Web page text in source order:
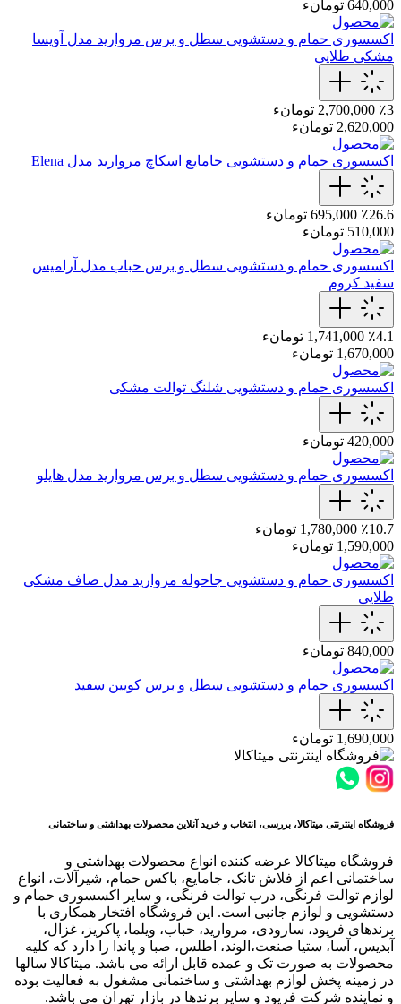
640,000 تومانء
اکسسوری حمام و دستشویی سطل و برس مروارید مدل آویسا
مشکی طلایی
٪3 2,700,000 تومانء
2,620,000 تومانء
اکسسوری حمام و دستشویی جامایع اسکاچ مروارید مدل Elena
٪26.6 695,000 تومانء
510,000 تومانء
اکسسوری حمام و دستشویی سطل و برس حباب مدل آرامیس
سفید کروم
٪4.1 1,741,000 تومانء
1,670,000 تومانء
اکسسوری حمام و دستشویی شلنگ توالت مشکی
420,000 تومانء
اکسسوری حمام و دستشویی سطل و برس مروارید مدل هایلو
٪10.7 1,780,000 تومانء
1,590,000 تومانء
اکسسوری حمام و دستشویی جاحوله مروارید مدل صاف مشکی
طلایی
840,000 تومانء
اکسسوری حمام و دستشویی سطل و برس کویین سفید
1,690,000 تومانء
فروشگاه اینترنتی میتاکالا، بررسی، انتخاب و خرید آنلاین محصولات بهداشتی و ساختمانی
فروشگاه میتاکالا عرضه کننده انواع محصولات بهداشتی و
ساختمانی اعم از فلاش تانک، جامایع، باکس حمام، شیرآلات، انواع
لوازم توالت فرنگی، درب توالت فرنگی، و سایر اکسسوری حمام و
دستشویی و لوازم جانبی است. این فروشگاه افتخار همکاری با
برندهای فرپود، سارودی، مروارید، حباب، ویلما، پاکریز، غزال،
آبدیس، آسا، ستیا صنعت،الوند، اطلس، صبا و پاندا را دارد که کلیه
محصولات به صورت تک و عمده قابل ارائه می باشد. میتاکالا سالها
در زمینه پخش لوازم بهداشتی و ساختمانی مشغول به فعالیت بوده
و نماینده شرکت فرپود و سایر برندها در بازار تهران می باشد.